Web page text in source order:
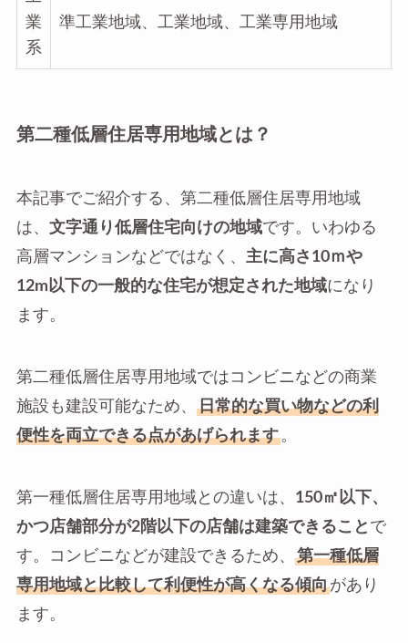
業
系
準工業地域、工業地域、工業専用地域
第二種低層住居専用地域とは？
本記事でご紹介する、第二種低層住居専用地域
は、 文字通り低層住宅向けの地域です。いわゆる
高層マンションなどではなく、 主に高さ10ｍや
12m以下の一般的な住宅が想定された地域になり
ます。
第二種低層住居専用地域ではコンビニなどの商業
施設も建設可能なため、
日常的な買い物などの利
便性を両立できる点があげられます。
第一種低層住居専用地域との違いは、 150㎡以下、
かつ店舗部分が2階以下の店舗は建築できること で
す。コンビニなどが建設できるため、
第一種低層
専用地域と比較して利便性が高くなる傾向があり
ます。